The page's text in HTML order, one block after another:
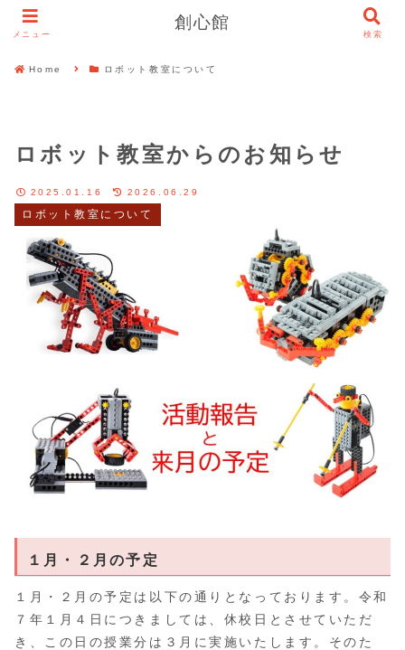
Home ロボット教室について
ロボット教室からのお知らせ
ロボット教室について
2025.01.16 2026.06.29
１月・２月の予定
１月・２月の予定は以下の通りとなっております。令和
７年１月４日につきましては、休校日とさせていただ
き、この日の授業分は３月に実施いたします。そのた
メニュー
創心館
検索